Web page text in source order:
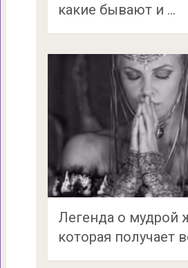
какие бывают и …
Легенда о мудрой
которая получает